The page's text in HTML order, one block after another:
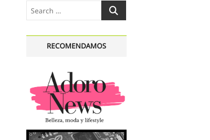
Search
…
RECOMENDAMOS